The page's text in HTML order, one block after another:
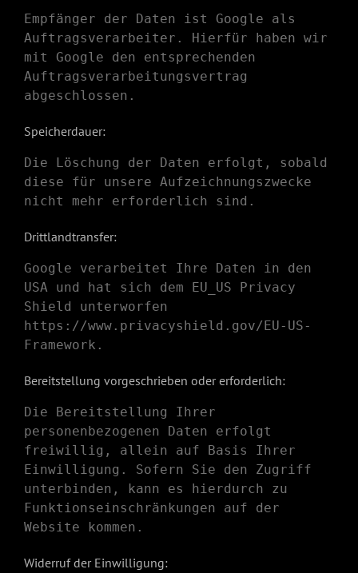
Empfänger der Daten ist Google als
Auftragsverarbeiter. Hierfür haben wir
mit Google den entsprechenden
Auftragsverarbeitungsvertrag
abgeschlossen.
Speicherdauer:
Die Löschung der Daten erfolgt, sobald
diese für unsere Aufzeichnungszwecke
nicht mehr erforderlich sind.
Drittlandtransfer:
Google verarbeitet Ihre Daten in den
USA und hat sich dem EU_US Privacy
Shield unterworfen
https://www.privacyshield.gov/EU-US-
Framework .
Bereitstellung vorgeschrieben oder erforderlich:
Die Bereitstellung Ihrer
personenbezogenen Daten erfolgt
freiwillig, allein auf Basis Ihrer
Einwilligung. Sofern Sie den Zugriff
unterbinden, kann es hierdurch zu
Funktionseinschränkungen auf der
Website kommen.
Widerruf der Einwilligung: